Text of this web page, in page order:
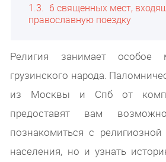
1.3
6 священных мест,
православную поездку
Религия занимает
грузинского народа.
из Москвы и Спб от
предоставят вам
познакомиться с
населения, но и узнать